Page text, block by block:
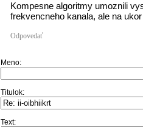
Kompesne algoritmy umoznili
frekvencneho kanala, ale na
Odpovedať
Meno:
Titulok:
Text: